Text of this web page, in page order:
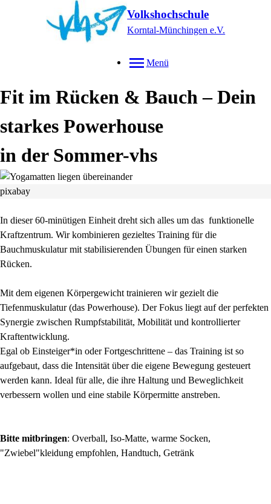
Volkshochschule
Korntal-Münchingen e.V.
Menü
Fit im Rücken & Bauch – Dein
starkes Powerhouse
in der Sommer-vhs
pixabay
In dieser 60-minütigen Einheit dreht sich alles um das funktionelle
Kraftzentrum. Wir kombinieren gezieltes Training für die
Bauchmuskulatur mit stabilisierenden Übungen für einen starken
Rücken.
Mit dem eigenen Körpergewicht trainieren wir gezielt die
Tiefenmuskulatur (das Powerhouse). Der Fokus liegt auf der perfekten
Synergie zwischen Rumpfstabilität, Mobilität und kontrollierter
Kraftentwicklung.
Egal ob Einsteiger*in oder Fortgeschrittene – das Training ist so
aufgebaut, dass die Intensität über die eigene Bewegung gesteuert
werden kann. Ideal für alle, die ihre Haltung und Beweglichkeit
verbessern wollen und eine stabile Körpermitte anstreben.
Bitte mitbringen: Overball, Iso-Matte, warme Socken,
"Zwiebel"kleidung empfohlen, Handtuch, Getränk